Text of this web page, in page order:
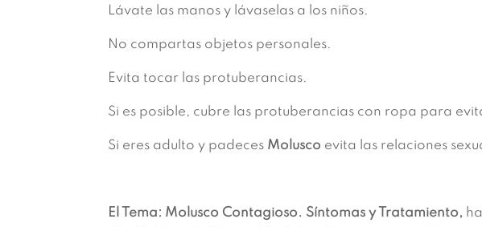
Lávate las manos y lávaselas a los niños.
No compartas objetos personales.
Evita tocar las protuberancias.
Si es posible, cubre las protuberancias con ropa para
Si eres adulto y padeces Molusco evita las relaciones
El Tema: Molusco Contagioso. Síntomas y Tratamiento,